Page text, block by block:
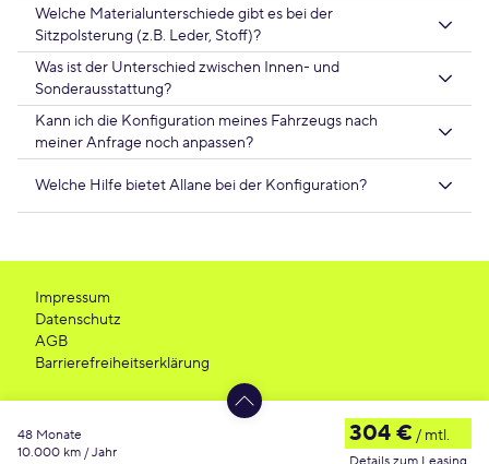
Welche Materialunterschiede gibt es bei der
Sitzpolsterung (z.B. Leder, Stoff)?
Was ist der Unterschied zwischen Innen- und
Sonderausstattung?
Kann ich die Konfiguration meines Fahrzeugs nach
meiner Anfrage noch anpassen?
Welche Hilfe bietet Allane bei der Konfiguration?
48 Monate
10.000 km / Jahr
304 € / mtl.
Impressum
Datenschutz
AGB
Barrierefreiheitserklärung